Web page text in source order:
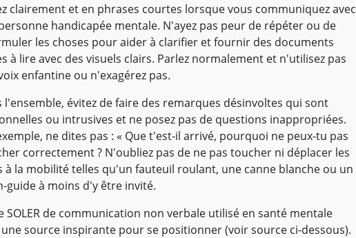
clairement et en phrases courtes lorsque vous communiquez avec
handicapée mentale. N'ayez pas peur de répéter ou de
les choses pour aider à clarifier et fournir des documents
à lire avec des visuels clairs. Parlez normalement et n'utilisez pas
enfantine ou n'exagérez pas.
l'ensemble, évitez de faire des remarques désinvoltes qui sont
ou intrusives et ne posez pas de questions inappropriées.
ne dites pas : « Que t'est-il arrivé, pourquoi ne peux-tu pas
correctement ? N'oubliez pas de ne pas toucher ni déplacer les
à la mobilité telles qu'un fauteuil roulant, une canne blanche ou un
guide à moins d'y être invité.
SOLER de communication non verbale utilisé en santé mentale
source inspirante pour se positionner (voir source ci-dessous).